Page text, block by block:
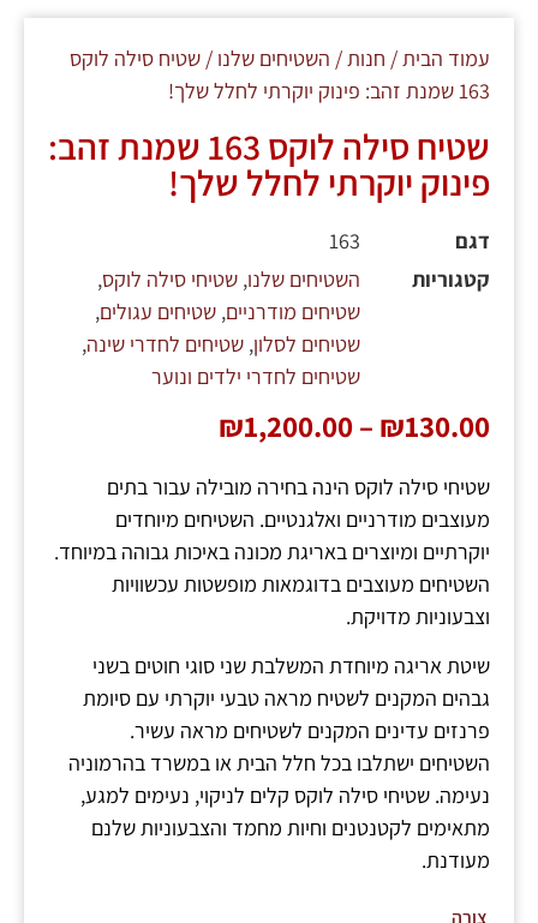
עמוד הבית/ חנות/ השטיחים שלנו / שטיח סילה לוקס
163 שמנת זהב: פינוק יוקרתי לחלל שלך!
שטיח סילה לוקס 163 שמנת זהב:
פינוק יוקרתי לחלל שלך!
דגם
163
קטגוריות
השטיחים שלנו, שטיחי סילה לוקס,
שטיחים מודרניים, שטיחים עגולים,
שטיחים לסלון, שטיחים לחדרי שינה,
שטיחים לחדרי ילדים ונוער
₪130.00
–
₪1,200.00
שטיחי סילה לוקס הינה בחירה מובילה עבור בתים
מעוצבים מודרניים ואלגנטיים. השטיחים מיוחדים
יוקרתיים ומיוצרים באריגת מכונה באיכות גבוהה במיוחד.
השטיחים מעוצבים בדוגמאות מופשטות עכשוויות
וצבעוניות מדויקת.
שיטת אריגה מיוחדת המשלבת שני סוגי חוטים בשני
גבהים המקנים לשטיח מראה טבעי יוקרתי עם סיומת
פרנזים עדינים המקנים לשטיחים מראה עשיר.
השטיחים ישתלבו בכל חלל הבית או במשרד בהרמוניה
נעימה. שטיחי סילה לוקס קלים לניקוי, נעימים למגע,
מתאימים לקטנטנים וחיות מחמד והצבעוניות שלנם
מעודנת.
צורה